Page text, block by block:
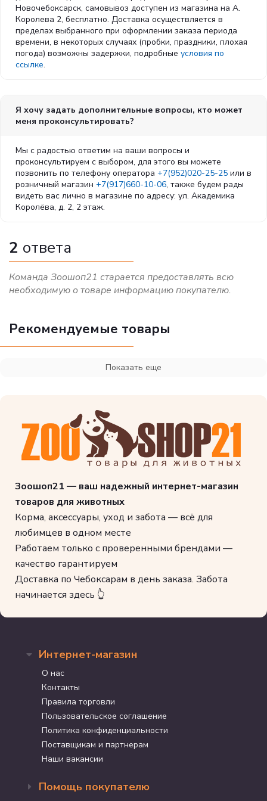
Новочебоксарск, самовывоз доступен из магазина на А.
Королева 2, бесплатно. Доставка осуществляется в
пределах выбранного при оформлении заказа периода
времени, в некоторых случаях (пробки, праздники, плохая
погода) возможны задержки, подробные условия по
ссылке.
Я хочу задать дополнительные вопросы, кто может
меня проконсультировать?
Мы с радостью ответим на ваши вопросы и
проконсультируем с выбором, для этого вы можете
позвонить по телефону оператора +7(952)020-25-25 или в
розничный магазин +7(917)660-10-06, также будем рады
видеть вас лично в магазине по адресу: ул. Академика
Королёва, д. 2, 2 этаж.
2 ответа
Команда Зоошоп21 старается предоставлять всю
необходимую о товаре информацию покупателю.
Рекомендуемые товары
Показать еще
Зоошоп21 — ваш надежный интернет-магазин
товаров для животных
Корма, аксессуары, уход и забота — всё для
любимцев в одном месте
Работаем только с проверенными брендами —
качество гарантируем
Доставка по Чебоксарам в день заказа. Забота
начинается здесь 👆
Интернет-магазин
О нас
Контакты
Правила торговли
Пользовательское соглашение
Политика конфиденциальности
Поставщикам и партнерам
Наши вакансии
Помощь покупателю